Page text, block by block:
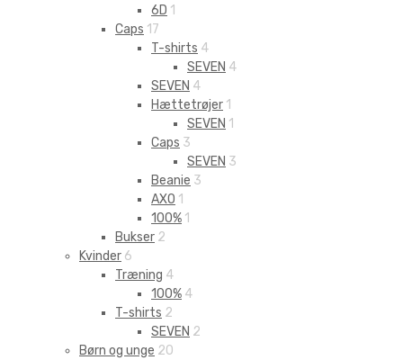
6D 1
Caps 17
T-shirts 4
SEVEN 4
SEVEN 4
Hættetrøjer 1
SEVEN 1
Caps 3
SEVEN 3
Beanie 3
AXO 1
100% 1
Bukser 2
Kvinder 6
Træning 4
100% 4
T-shirts 2
SEVEN 2
Børn og unge 20